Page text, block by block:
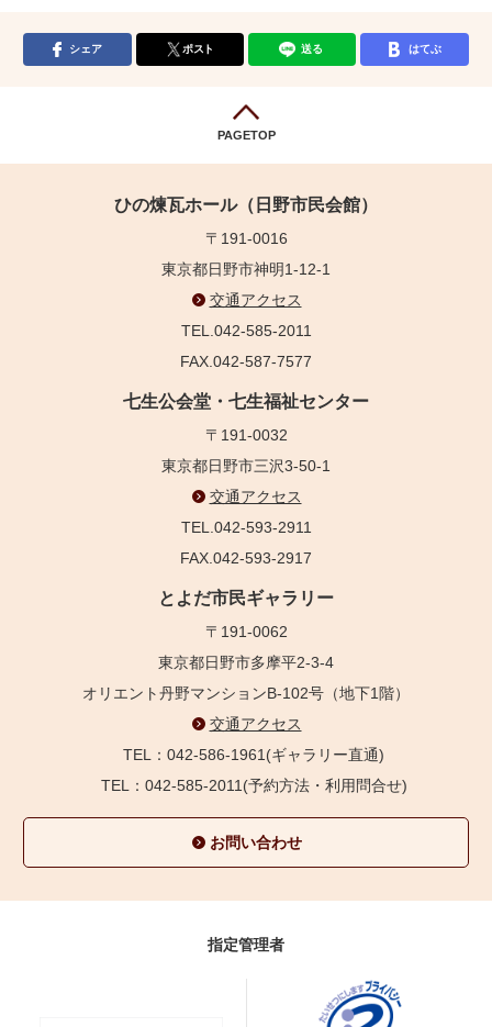
シェア ポスト 送る はてぶ
PAGETOP
ひの煉瓦ホール（日野市民会館）
〒191-0016
東京都日野市神明1-12-1
交通アクセス
TEL.042-585-2011
FAX.042-587-7577
七生公会堂・七生福祉センター
〒191-0032
東京都日野市三沢3-50-1
交通アクセス
TEL.042-593-2911
FAX.042-593-2917
とよだ市民ギャラリー
〒191-0062
東京都日野市多摩平2-3-4
オリエント丹野マンションB-102号（地下1階）
交通アクセス
TEL：042-586-1961(ギャラリー直通)
TEL：042-585-2011(予約方法・利用問合せ)
お問い合わせ
指定管理者